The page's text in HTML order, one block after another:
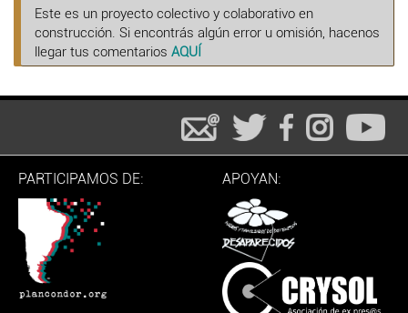
Este es un proyecto colectivo y colaborativo en
construcción. Si encontrás algún error u omisión, hacenos
llegar tus comentarios AQUÍ
PARTICIPAMOS DE: APOYAN: